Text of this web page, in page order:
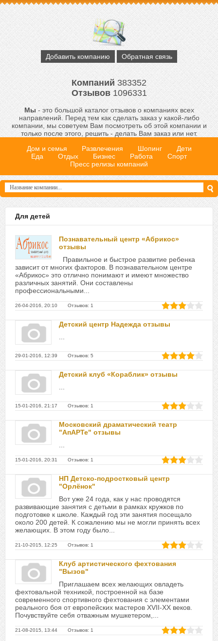
Добавить компанию Обратная связь
Компаний383352
Отзывов1096331
Мы- это большой каталог отзывов о компаниях всех
направлений. Перед тем как сделать заказ у какой-либо
компании, мы советуем Вам посмотреть об этой компании и
только после этого, решить - делать Вам заказ или нет.
Дом и семья
Развлечения Шопинг
Дети
Еда
Отдых Бизнес Работа
Спорт
Пресс релизы компаний
Для детей
Познавательный центр «Абрикос»
отзывы
Правильное и быстрое развитие ребенка
зависит от многих факторов. В познавательном центре
«Абрикос» это отлично понимают и имеют множество
различных занятий. Они составлены
профессиональными...
26-04-2016, 20:10 Отзывов: 1
Детский центр Надежда отзывы
29-01-2016, 12:39 Отзывов: 5
Детский клуб «Кораблик» отзывы
15-01-2016, 21:17 Отзывов: 1
Московский драматический театр
"АпАРТе" отзывы
15-01-2016, 20:31 Отзывов: 1
НП Детско-подростковый центр
"Орлёнок"
Вот уже 24 года, как у нас проводятся
развивающие занятия с детьми в рамках кружков по
подготовке к школе. Каждый год эти занятия посещало
около 200 детей. К сожалению мы не могли принять всех
желающих. В этом году было...
21-10-2015, 12:25 Отзывов: 1
Клуб артистического фехтования
"Вызов"
Приглашаем всех желающих овладеть
фехтовальной техникой, построенной на базе
современного спортивного фехтования с элементами
реального боя от европейских мастеров XVII-XX веков.
Почувствуйте себя отважным мушкетером,...
21-08-2015, 13:44 Отзывов: 1